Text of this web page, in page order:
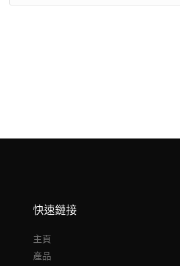
快速鏈接
主頁
產品